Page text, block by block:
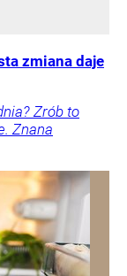
zmiana daje
Zrób to
Znana